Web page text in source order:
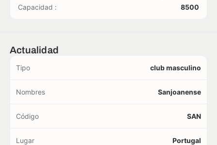
Capacidad :
8500
Actualidad
Tipo club masculino
Nombres Sanjoanense
Código SAN
Lugar Portugal